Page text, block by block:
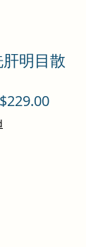
明目散
促